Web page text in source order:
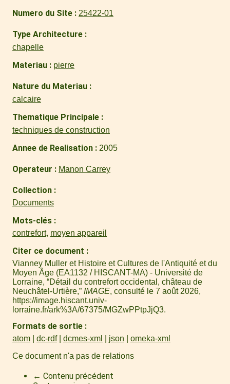
Numero du Site 25422-01
Type Architecture
chapelle
Materiau pierre
Nature du Materiau
calcaire
Thematique Principale
techniques de construction
Annee de Realisation 2005
Operateur Manon Carrey
Collection
Documents
Mots-clés
contrefort, moyen appareil
Citer ce document
Vianney Muller et Histoire et Cultures de l'Antiquité et du
Moyen Âge (EA1132 / HISCANT-MA) - Université de
Lorraine, “Détail du contrefort occidental, château de
Neuchâtel-Urtière,” IMAGE, consulté le 7 août 2026,
https://image.hiscant.univ-
lorraine.fr/ark%3A/67375/MGZwPPtpJjQ3.
Formats de sortie
atom dc-rdf dcmes-xml json
omeka-xml
Ce document n'a pas de relations
← Contenu précédent